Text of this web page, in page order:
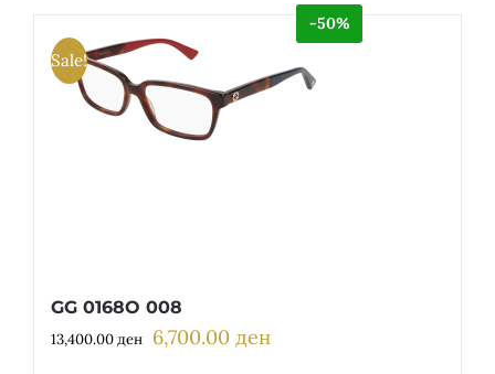
Sale!
-50%
GG 0168O 008
13,400.00ден Original
6,700.00 денCurrent